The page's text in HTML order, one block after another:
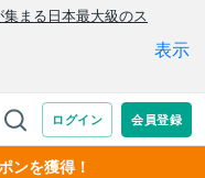
ンを獲得！